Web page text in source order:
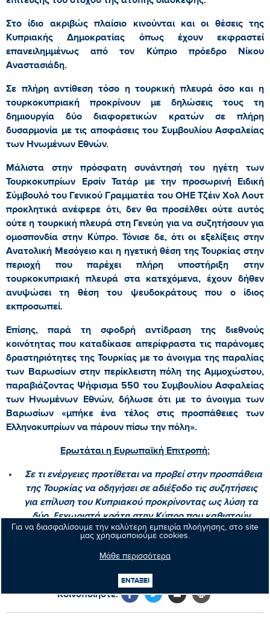
Για να διασφαλίσουμε την καλύτερη εμπειρία πλοήγησης, στο site
μας χρησιμοποιούμε cookies.
Μάθε περισσότερα
ΕΝΤΑΞΕΙ
Στο ίδιο ακριβώς πλαίσιο κινούνται και οι θέσεις της
Κυπριακής Δημοκρατίας όπως έχουν εκφραστεί
επανειλημμένως από τον Κύπριο πρόεδρο Νίκου
Αναστασιάδη.
Σε πλήρη αντίθεση τόσο η τουρκική πλευρά όσο και η
τουρκοκυπριακή προκρίνουν με δηλώσεις τους τη
δημιουργία δύο διαφορετικών κρατών σε πλήρη
δυσαρμονία με τις αποφάσεις του Συμβουλίου Ασφαλείας
των Ηνωμένων Εθνών.
Μάλιστα στην πρόσφατη συνάντησή του ηγέτη των
Τουρκοκυπρίων Ερσίν Τατάρ με την προσωρινή Ειδική
Σύμβουλό του Γενικού Γραμματέα του ΟΗΕ Τζέιν Χολ Λουτ
προκλητικά ανέφερε ότι, δεν θα προσέλθει ούτε αυτός
ούτε η τουρκική πλευρά στη Γενεύη για να συζητήσουν για
ομοσπονδία στην Κύπρο. Τόνισε δε, ότι οι εξελίξεις στην
Ανατολική Μεσόγειο και η ηγετική θέση της Τουρκίας στην
περιοχή που παρέχει πλήρη υποστήριξη στην
τουρκοκυπριακή πλευρά στα κατεχόμενα, έχουν δήθεν
ανυψώσει τη θέση του ψευδοκράτους που ο ίδιος
εκπροσωπεί.
Επίσης, παρά τη σφοδρή αντίδραση της διεθνούς
κοινότητας που καταδίκασε απερίφραστα τις παράνομες
δραστηριότητες της Τουρκίας με το άνοιγμα της παραλίας
των Βαρωσίων στην περίκλειστη πόλη της Αμμοχώστου,
παραβιάζοντας Ψήφισμα 550 του Συμβουλίου Ασφαλείας
των Ηνωμένων Εθνών, δήλωσε ότι με το άνοιγμα των
Βαρωσίων «μπήκε ένα τέλος στις προσπάθειες των
Ελληνοκυπρίων να πάρουν πίσω την πόλη».
Ερωτάται η Ευρωπαϊκή Επιτροπή:
Σε τι ενέργειες προτίθεται να προβεί στην προσπάθεια
της Τουρκίας να οδηγήσει σε αδιέξοδο τις συζητήσεις
για επίλυση του Κυπριακού προκρίνοντας ως λύση τα
δύο ξεχωριστά κράτη στην Κύπρο που καθιστούν
οριστική τη διχοτόμηση του νησιού σε αντίθεση με τις
αποφάσεις του Οργανισμού Ηνωμένων Εθνών;»
Κοινοποιήστε: